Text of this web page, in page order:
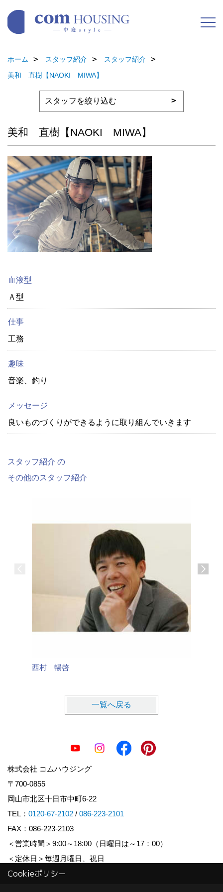
ホーム スタッフ紹介
スタッフ紹介
美和 直樹【NAOKI MIWA】
美和 直樹【NAOKI MIWA】
血液型
Ａ型
仕事
工務
趣味
音楽、釣り
メッセージ
良いものづくりができるように取り組んでいきます
スタッフ紹介 の
その他のスタッフ紹介
西村 暢啓
一覧へ戻る
株式会社 コムハウジング
〒700-0855
岡山市北区十日市中町6-22
TEL： 0120-67-2102 / 086-223-2101
FAX：086-223-2103
＜営業時間＞9:00～18:00（日曜日は～17：00）
＜定休日＞毎週月曜日、祝日
Cookieポリシー